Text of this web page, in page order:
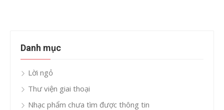
Danh mục
Lời ngỏ
Thư viện giai thoại
Nhạc phẩm chưa tìm được thông tin